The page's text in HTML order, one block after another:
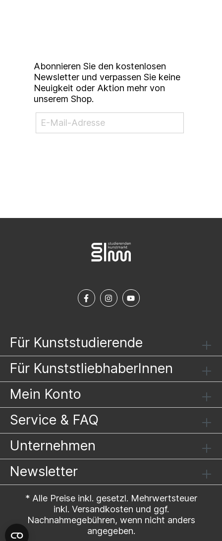
Abonnieren Sie den kostenlosen
Newsletter und verpassen Sie keine
Neuigkeit oder Aktion mehr von
unserem Shop.
Für Kunststudierende
Für KunststliebhaberInnen
Mein Konto
Service & FAQ
Unternehmen
Newsletter
* Alle Preise inkl. gesetzl. Mehrwertsteuer
inkl. Versandkosten und ggf.
Nachnahmegebühren, wenn nicht anders
angegeben.